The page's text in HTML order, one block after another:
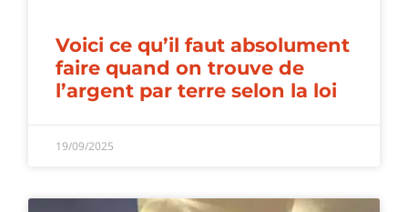
Voici ce qu’il faut absolument
faire quand on trouve de
l’argent par terre selon la loi
19/09/2025